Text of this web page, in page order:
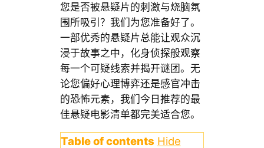
您是否被悬疑片的刺激与烧脑氛
围所吸引？我们为您准备好了。
一部优秀的悬疑片总能让观众沉
浸于故事之中，化身侦探般观察
每一个可疑线索并揭开谜团。无
论您偏好心理博弈还是感官冲击
的恐怖元素，我们今日推荐的最
佳悬疑电影清单都完美适合您。
Table of contents Hide